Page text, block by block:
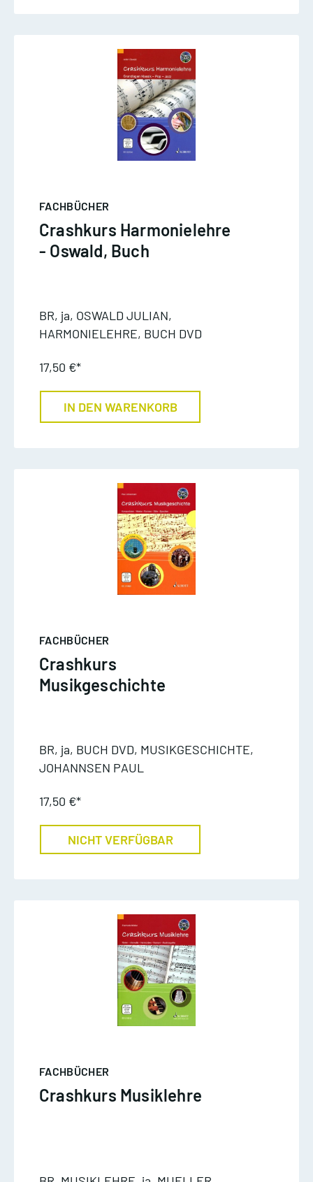
FACHBÜCHER
Crashkurs Harmonielehre
- Oswald, Buch
BR, ja, OSWALD JULIAN,
HARMONIELEHRE, BUCH DVD
17,50 €*
IN DEN WARENKORB
FACHBÜCHER
Crashkurs
Musikgeschichte
BR, ja, BUCH DVD, MUSIKGESCHICHTE,
JOHANNSEN PAUL
17,50 €*
NICHT VERFÜGBAR
FACHBÜCHER
Crashkurs Musiklehre